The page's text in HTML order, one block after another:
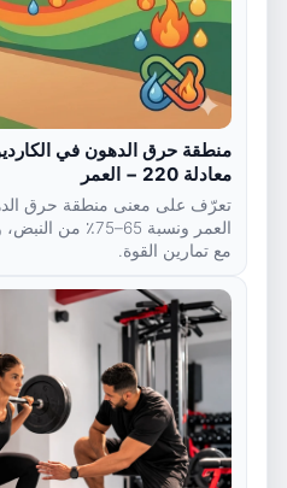
منطقة حرق الدهون في
معادلة 220 − العمر
العمر ونسبة
مع تمارين القوة.